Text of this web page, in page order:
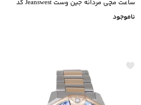
ساعت مچی مردانه جین وست Jeanswest کد
24900082
ناموجود